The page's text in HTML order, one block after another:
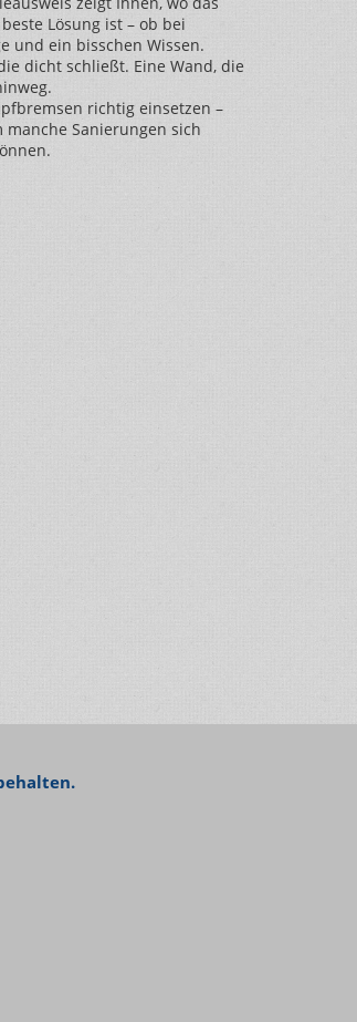
Lösung ist – ob bei
und ein bisschen Wissen.
dicht schließt. Eine Wand, die
richtig einsetzen –
Sanierungen sich